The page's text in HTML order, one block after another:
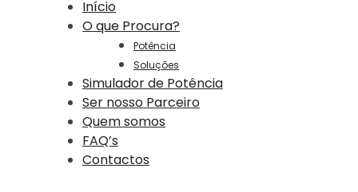
Início
O que Procura?
Potência
Soluções
Simulador de Potência
Ser nosso Parceiro
Quem somos
FAQ’s
Contactos